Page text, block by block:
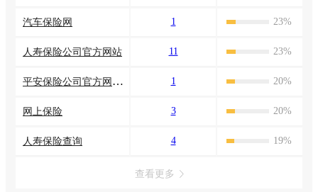
汽车保险网 1 23%
人寿保险公司官方网站 11 23%
平安保险公司官方网站一帐通 1 20%
网上保险 3 20%
人寿保险查询 4 19%
查看更多